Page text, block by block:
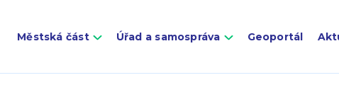
Městská část Úřad a samospráva Geoportál